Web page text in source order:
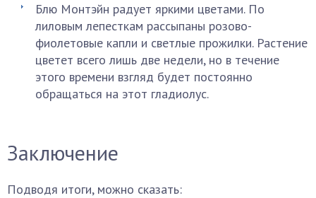
Блю Монтэйн радует яркими цветами. По
лиловым лепесткам рассыпаны розово-
фиолетовые капли и светлые прожилки. Растение
цветет всего лишь две недели, но в течение
этого времени взгляд будет постоянно
обращаться на этот гладиолус.
Заключение
Подводя итоги, можно сказать: